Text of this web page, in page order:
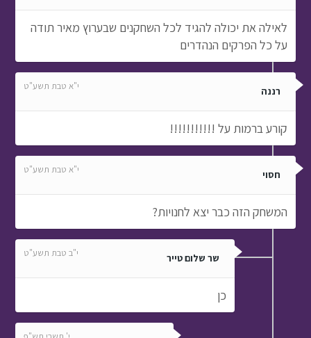
לאילה את יכולה להגיד לכל השחקנים שבערוץ מאיר תודה
על כל הפרקים הנהדרים
רננה י"א טבת תשע"ט
קורע ברמות על !!!!!!!!!!!
חסוי י"א טבת תשע"ט
המשחק הזה כבר יצא לחנויות?
שר שלום טייר י"ב טבת תשע"ט
כן